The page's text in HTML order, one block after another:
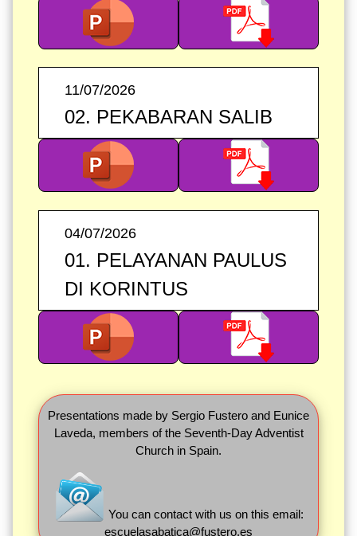
11/07/2026
02. PEKABARAN SALIB
04/07/2026
01. PELAYANAN PAULUS
DI KORINTUS
Presentations made by Sergio Fustero and Eunice
Laveda, members of the Seventh-Day Adventist
Church in Spain.
You can contact with us on this email:
escuelasabatica@fustero.es